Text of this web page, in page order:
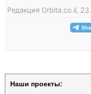
Редакция Orbita.co.il,
Наши проекты: